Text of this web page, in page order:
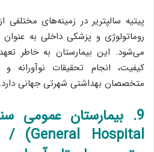
پیتیه سالپتریر در زمینه‌های مختلفی
روماتولوژی و پزشکی داخلی به
می‌شود. این بیمارستان به خاطر
کیفیت، انجام تحقیقات
متخصصان بهداشتی شهرتی جهانی دارد.